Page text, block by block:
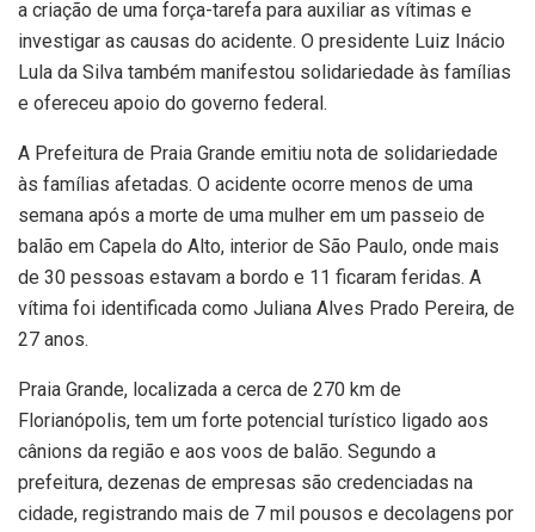
a criação de uma força-tarefa para auxiliar as vítimas e
investigar as causas do acidente. O presidente Luiz Inácio
Lula da Silva também manifestou solidariedade às famílias
e ofereceu apoio do governo federal.
A Prefeitura de Praia Grande emitiu nota de solidariedade
às famílias afetadas. O acidente ocorre menos de uma
semana após a morte de uma mulher em um passeio de
balão em Capela do Alto, interior de São Paulo, onde mais
de 30 pessoas estavam a bordo e 11 ficaram feridas. A
vítima foi identificada como Juliana Alves Prado Pereira, de
27 anos.
Praia Grande, localizada a cerca de 270 km de
Florianópolis, tem um forte potencial turístico ligado aos
cânions da região e aos voos de balão. Segundo a
prefeitura, dezenas de empresas são credenciadas na
cidade, registrando mais de 7 mil pousos e decolagens por